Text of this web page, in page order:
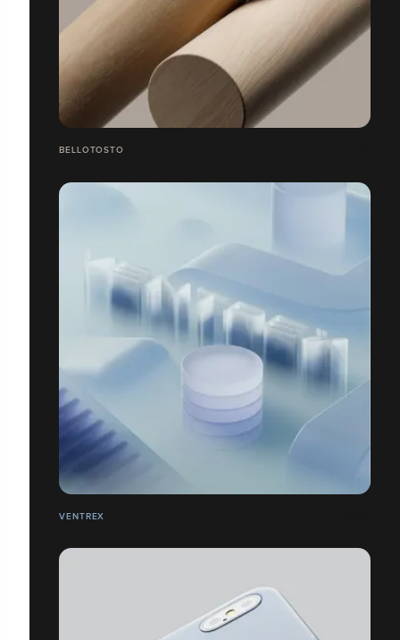
BELLOTOSTO
VENTREX